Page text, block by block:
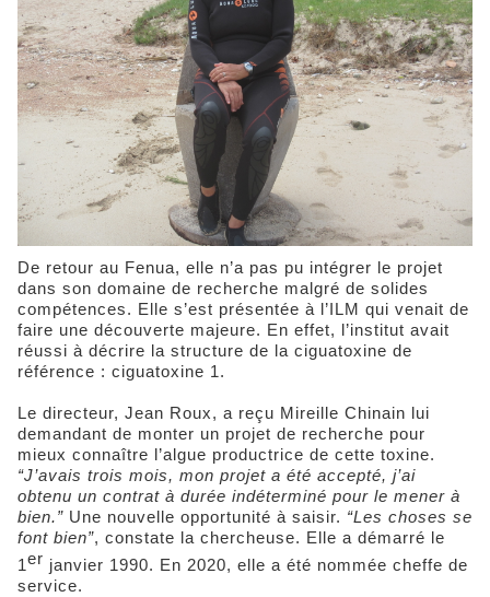
De retour au Fenua, elle n’a pas pu intégrer le projet
dans son domaine de recherche malgré de solides
compétences. Elle s’est présentée à l’ILM qui venait de
faire une découverte majeure. En effet, l’institut avait
réussi à décrire la structure de la ciguatoxine de
référence : ciguatoxine 1.
Le directeur, Jean Roux, a reçu Mireille Chinain lui
demandant de monter un projet de recherche pour
mieux connaître l’algue productrice de cette toxine.
“J’avais trois mois, mon projet a été accepté, j’ai
obtenu un contrat à durée indéterminé pour le mener à
bien.” Une nouvelle opportunité à saisir. “Les choses se
font bien”, constate la chercheuse. Elle a démarré le
1er janvier 1990. En 2020, elle a été nommée cheffe de
service.